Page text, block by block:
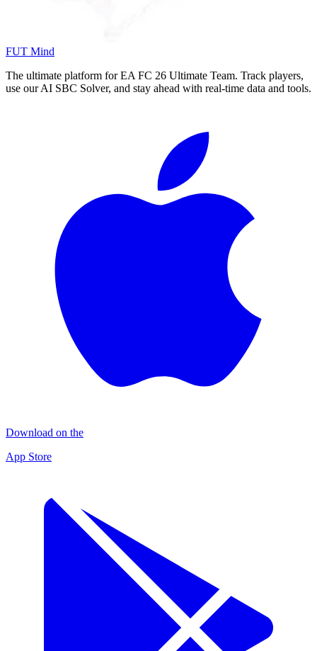
FUT Mind
The ultimate platform for EA FC 26 Ultimate Team. Track players,
use our AI SBC Solver, and stay ahead with real-time data and tools.
Download on the
App Store